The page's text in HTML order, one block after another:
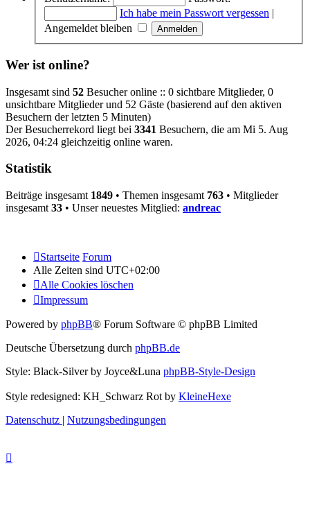
Ich habe mein Passwort vergessen |
Angemeldet bleiben
Wer ist online?
Insgesamt sind 52 Besucher online :: 0 sichtbare Mitglieder, 0
unsichtbare Mitglieder und 52 Gäste (basierend auf den aktiven
Besuchern der letzten 5 Minuten)
Der Besucherrekord liegt bei 3341 Besuchern, die am Mi 5. Aug
2026, 04:24 gleichzeitig online waren.
Statistik
Beiträge insgesamt 1849 • Themen insgesamt 763 • Mitglieder
insgesamt 33 • Unser neuestes Mitglied: andreac
Startseite Forum
Alle Zeiten sind UTC+02:00
Alle Cookies löschen
Impressum
Powered by phpBB® Forum Software © phpBB Limited
Deutsche Übersetzung durch phpBB.de
Style: Black-Silver by Joyce&Luna phpBB-Style-Design
Style redesigned: KH_Schwarz Rot by KleineHexe
Datenschutz | Nutzungsbedingungen